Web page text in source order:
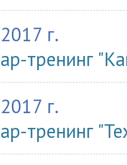
г.
тренинг
г.
тренинг